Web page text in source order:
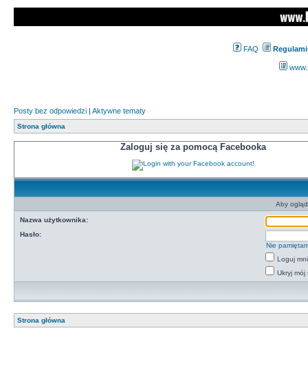
FAQ
Posty bez odpowiedzi | Aktywne tematy
Strona główna
Zaloguj się za pomocą Facebooka
Aby
Nazwa użytkownika:
Hasło:
Nie
Loguj
Ukryj mój
Strona główna